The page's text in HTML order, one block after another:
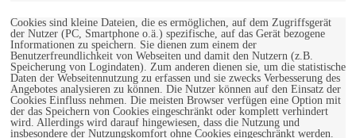
Cookies sind kleine Dateien, die es ermöglichen, auf dem Zugriffsgerät
der Nutzer (PC, Smartphone o.ä.) spezifische, auf das Gerät bezogene
Informationen zu speichern. Sie dienen zum einem der
Benutzerfreundlichkeit von Webseiten und damit den Nutzern (z.B.
Speicherung von Logindaten). Zum anderen dienen sie, um die statistische
Daten der Webseitennutzung zu erfassen und sie zwecks Verbesserung des
Angebotes analysieren zu können. Die Nutzer können auf den Einsatz der
Cookies Einfluss nehmen. Die meisten Browser verfügen eine Option mit
der das Speichern von Cookies eingeschränkt oder komplett verhindert
wird. Allerdings wird darauf hingewiesen, dass die Nutzung und
insbesondere der Nutzungskomfort ohne Cookies eingeschränkt werden.